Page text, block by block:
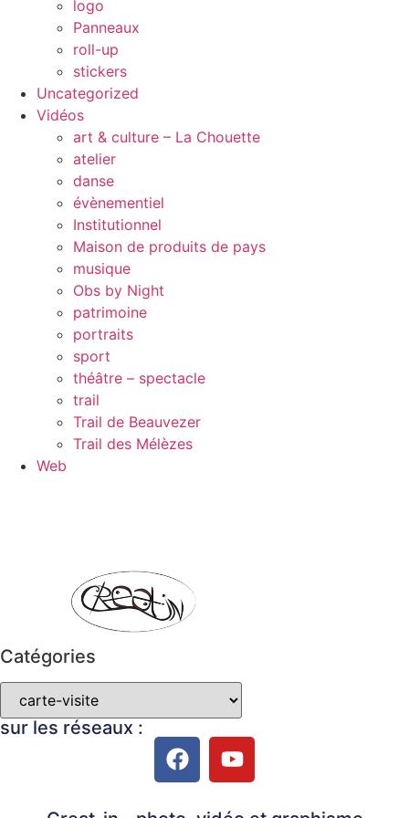
logo
Panneaux
roll-up
stickers
Uncategorized
Vidéos
art & culture – La Chouette
atelier
danse
évènementiel
Institutionnel
Maison de produits de pays
musique
Obs by Night
patrimoine
portraits
sport
théâtre – spectacle
trail
Trail de Beauvezer
Trail des Mélèzes
Web
Catégories
sur les réseaux :